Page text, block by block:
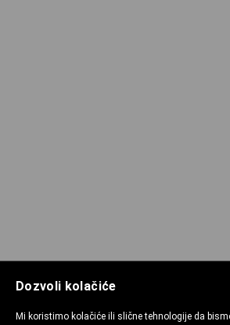
Dozvoli kolačiće
Mi koristimo kolačiće ili slične tehnologije da